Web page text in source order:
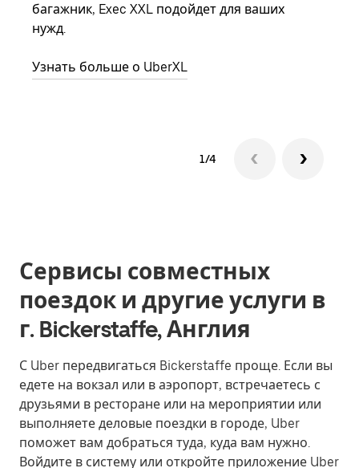
багажник, Exec XXL подойдет для ваших
нужд.
Узнать больше о UberXL
1/4
Сервисы совместных
поездок и другие услуги в
г. Bickerstaffe, Англия
С Uber передвигаться Bickerstaffe проще. Если вы
едете на вокзал или в аэропорт, встречаетесь с
друзьями в ресторане или на мероприятии или
выполняете деловые поездки в городе, Uber
поможет вам добраться туда, куда вам нужно.
Войдите в систему или откройте приложение Uber